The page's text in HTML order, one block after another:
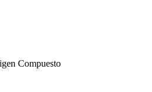
Compuesto